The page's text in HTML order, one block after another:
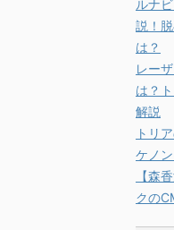
ルナ
説！
は？
レー
は？
解説
トリ
ケノ
【森
クの